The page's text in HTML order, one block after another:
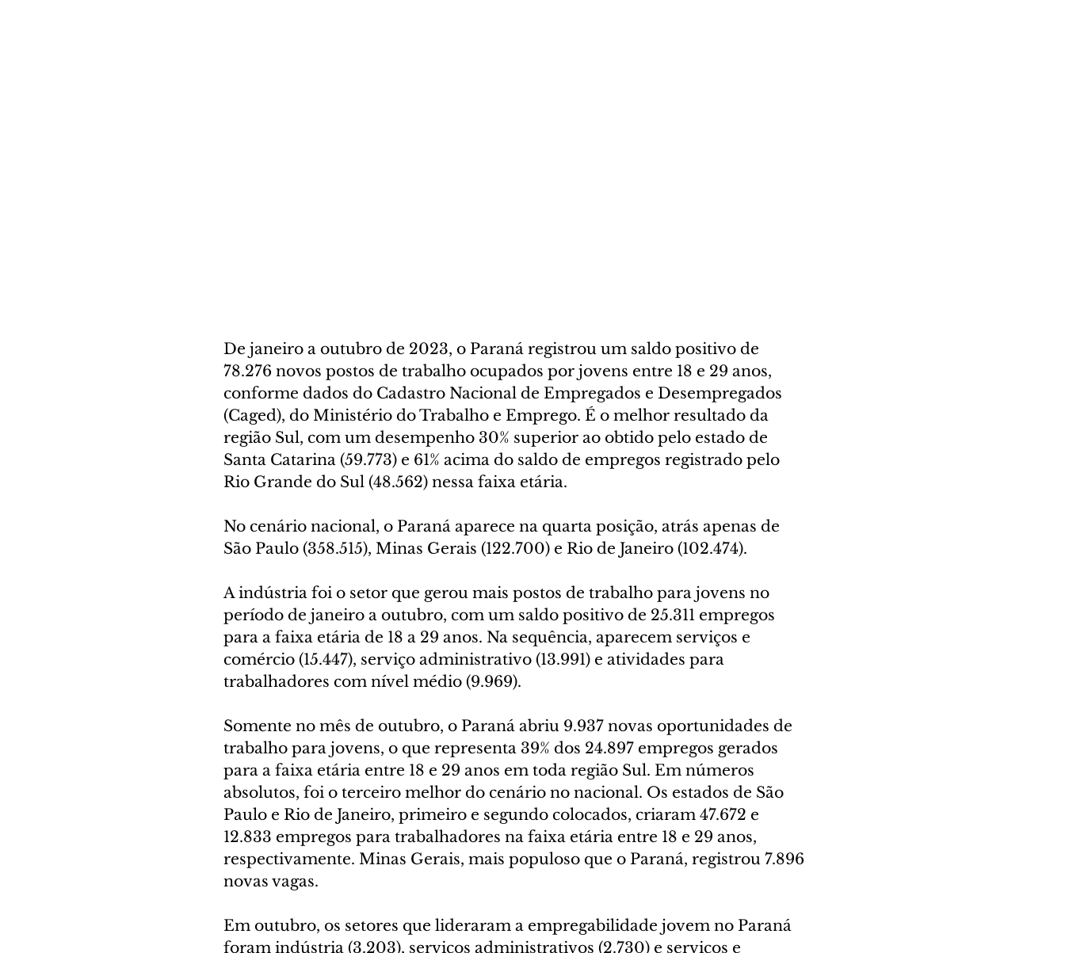
De janeiro a outubro de 2023, o Paraná registrou um saldo positivo de
78.276 novos postos de trabalho ocupados por jovens entre 18 e 29 anos,
conforme dados do Cadastro Nacional de Empregados e Desempregados
(Caged), do Ministério do Trabalho e Emprego. É o melhor resultado da
região Sul, com um desempenho 30% superior ao obtido pelo estado de
Santa Catarina (59.773) e 61% acima do saldo de empregos registrado pelo
Rio Grande do Sul (48.562) nessa faixa etária.
No cenário nacional, o Paraná aparece na quarta posição, atrás apenas de
São Paulo (358.515), Minas Gerais (122.700) e Rio de Janeiro (102.474).
A indústria foi o setor que gerou mais postos de trabalho para jovens no
período de janeiro a outubro, com um saldo positivo de 25.311 empregos
para a faixa etária de 18 a 29 anos. Na sequência, aparecem serviços e
comércio (15.447), serviço administrativo (13.991) e atividades para
trabalhadores com nível médio (9.969).
Somente no mês de outubro, o Paraná abriu 9.937 novas oportunidades de
trabalho para jovens, o que representa 39% dos 24.897 empregos gerados
para a faixa etária entre 18 e 29 anos em toda região Sul. Em números
absolutos, foi o terceiro melhor do cenário no nacional. Os estados de São
Paulo e Rio de Janeiro, primeiro e segundo colocados, criaram 47.672 e
12.833 empregos para trabalhadores na faixa etária entre 18 e 29 anos,
respectivamente. Minas Gerais, mais populoso que o Paraná, registrou 7.896
novas vagas.
Em outubro, os setores que lideraram a empregabilidade jovem no Paraná
foram indústria (3.203), serviços administrativos (2.730) e serviços e